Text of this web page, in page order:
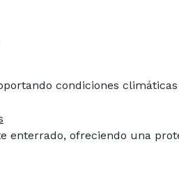
condiciones climáticas
enterrado, ofreciendo una